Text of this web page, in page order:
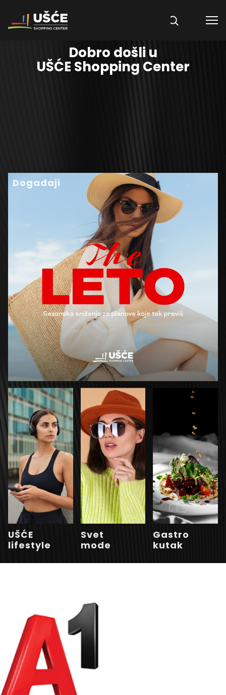
Skip to content
Dobro došli u
UŠĆE Shopping Center
Događaji
UŠĆE
lifestyle
Svet
mode
Gastro
kutak